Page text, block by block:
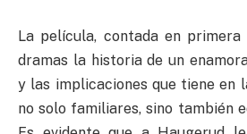
La película, contada en primera
dramas la historia de un
y las implicaciones que tiene en
no solo familiares, sino también